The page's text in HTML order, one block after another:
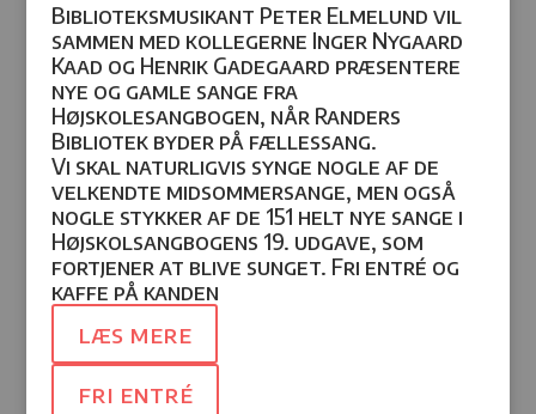
Biblioteksmusikant Peter Elmelund vil
sammen med kollegerne Inger Nygaard
Kaad og Henrik Gadegaard præsentere
nye og gamle sange fra
Højskolesangbogen, når Randers
Bibliotek byder på fællessang.
Vi skal naturligvis synge nogle af de
velkendte midsommersange, men også
nogle stykker af de 151 helt nye sange i
Højskolsangbogens 19. udgave, som
fortjener at blive sunget. Fri entré og
kaffe på kanden
læs mere
fri entré